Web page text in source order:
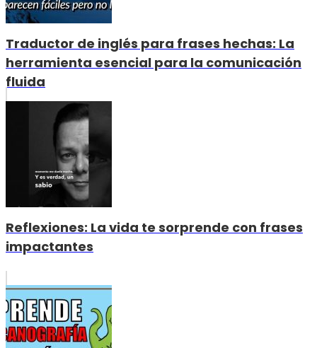
Traductor de inglés para frases hechas: La
herramienta esencial para la comunicación
fluida
Reflexiones: La vida te sorprende con frases
impactantes